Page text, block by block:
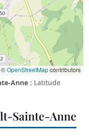
©OpenStreetMapcontributors
Anne : Latitude
Sainte-Anne